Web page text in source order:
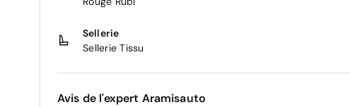
Sellerie
Sellerie Tissu
Avis de l'expert Aramisauto